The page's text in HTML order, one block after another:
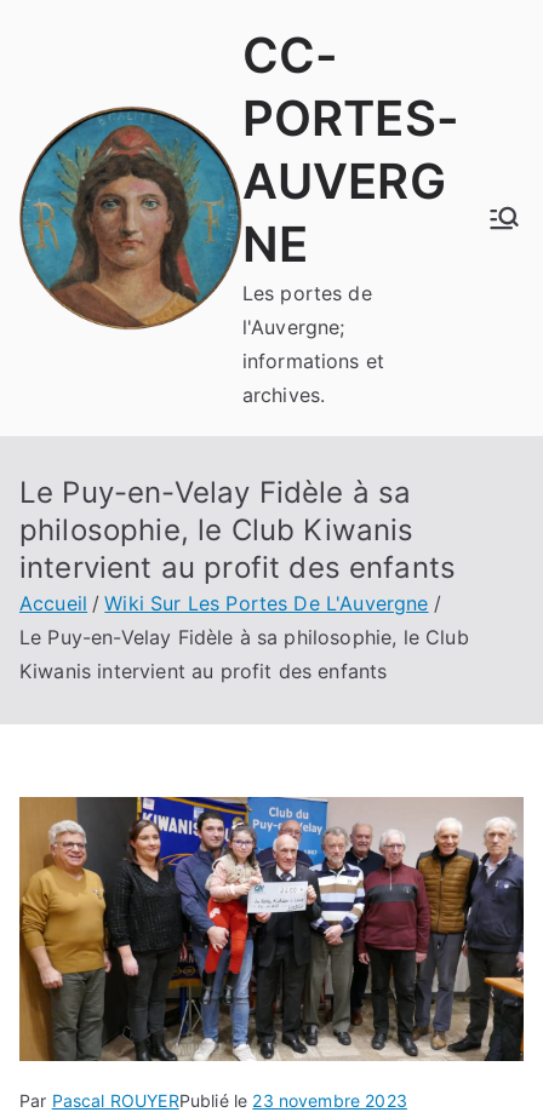
CC-
PORTES-
AUVERG
NE
Les portes de
l'Auvergne;
informations et
archives.
Le Puy-en-Velay Fidèle à sa
philosophie, le Club Kiwanis
intervient au profit des enfants
Accueil
Wiki Sur Les Portes De L'Auvergne
Le Puy-en-Velay Fidèle à sa philosophie, le Club
Kiwanis intervient au profit des enfants
Par Pascal ROUYERPublié le 23 novembre 2023